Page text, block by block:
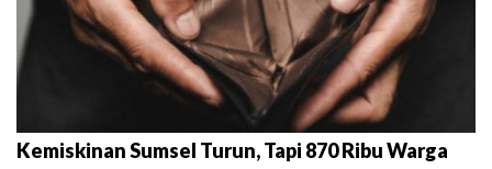
Kemiskinan Sumsel Turun, Tapi 870 Ribu Warga